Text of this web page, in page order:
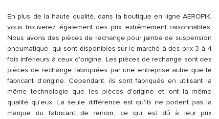
En plus de la haute qualité, dans la boutique en ligne AEROPIK,
vous trouverez également des prix extrêmement raisonnables.
Nous avons des pièces de rechange pour jambe de suspension
pneumatique, qui sont disponibles sur le marché à des prix 3 à 4
fois inférieurs à ceux d'origine. Les pièces de rechange sont des
pièces de rechange fabriquées par une entreprise autre que le
fabricant d'origine. Cependant, ils sont fabriqués en utilisant la
même technologie que les pièces d'origine et ont la même
qualité qu'eux. La seule différence est qu'ils ne portent pas la
marque du fabricant de renom, ce qui est dû à leur prix